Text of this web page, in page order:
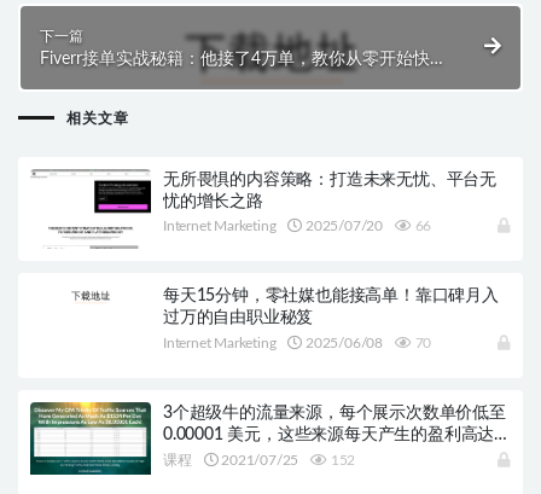
下一篇
Fiverr接单实战秘籍：他接了4万单，教你从零开始快
相关文章
无所畏惧的内容策略：打造未来无忧、平台无
忧的增长之路
Internet Marketing 2025/07/20 66
每天15分钟，零社媒也能接高单！靠口碑月入
过万的自由职业秘笈
Internet Marketing 2025/06/08 70
3个超级牛的流量来源，每个展示次数单价低至
0.00001 美元，这些来源每天产生的盈利高达
$1534美元！
课程 2021/07/25 152